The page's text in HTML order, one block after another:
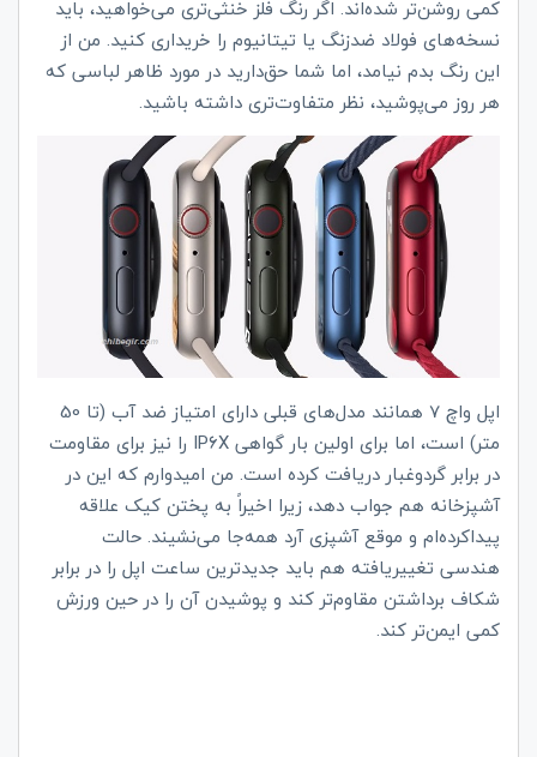
کمی روشن‌تر شده‌اند. اگر رنگ فلز خنثی‌تری می‌خواهید، باید
نسخه‌های فولاد ضدزنگ یا تیتانیوم را خریداری کنید. من از
این رنگ بدم نیامد، اما شما حق‌دارید در مورد ظاهر لباسی که
هر روز می‌پوشید، نظر متفاوت‌تری داشته باشید.
اپل واچ 7 همانند مدل‌های قبلی دارای امتیاز ضد آب (تا 50
متر) است، اما برای اولین بار گواهیIP6X را نیز برای مقاومت
در برابر گردوغبار دریافت کرده است. من امیدوارم که این در
آشپزخانه هم جواب دهد، زیرا اخیراً به پختن کیک علاقه
پیداکرده‌ام و موقع آشپزی آرد همه‌جا می‌نشیند. حالت
هندسی تغییریافته هم باید جدیدترین ساعت اپل را در برابر
شکاف برداشتن مقاوم‌تر کند و پوشیدن آن را در حین ورزش
کمی ایمن‌تر کند.